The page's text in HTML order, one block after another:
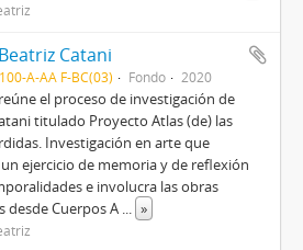
Catani
A-AA F-BC(03) Fondo 2020
el proceso de investigación de
titulado Proyecto Atlas (de) las
Investigación en arte que
ejercicio de memoria y de reflexión
e involucra las obras
desde Cuerpos A ... »